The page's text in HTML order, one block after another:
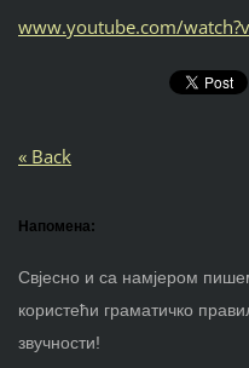
www.youtube.com/
« Back
Напомена:
Свјесно и са намјером
користећи граматичко
звучности!